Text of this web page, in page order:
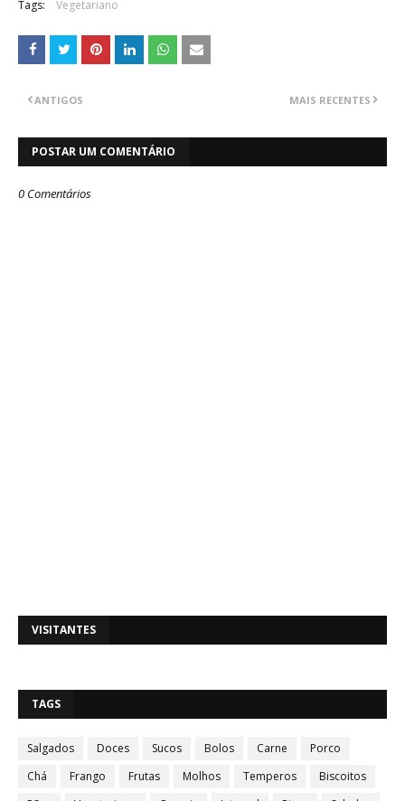
Tags: Vegetariano
MAIS RECENTES
ANTIGOS
POSTAR UM COMENTÁRIO
0 Comentários
VISITANTES
TAGS
Salgados Doces Sucos Bolos Carne
Porco
Chá
Frango Frutas Molhos Temperos
Biscoitos